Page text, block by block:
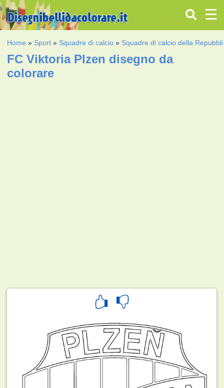
Home » Sport » Squadre di calcio » Squadre di calcio della
FC Viktoria Plzen disegno da
colorare